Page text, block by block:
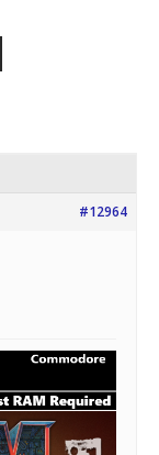
#12964